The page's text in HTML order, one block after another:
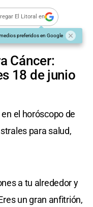
El Litoral en
preferidos en Google
Cáncer:
18 de junio
en el horóscopo de
para salud,
a tu alrededor y
un gran anfitrión,